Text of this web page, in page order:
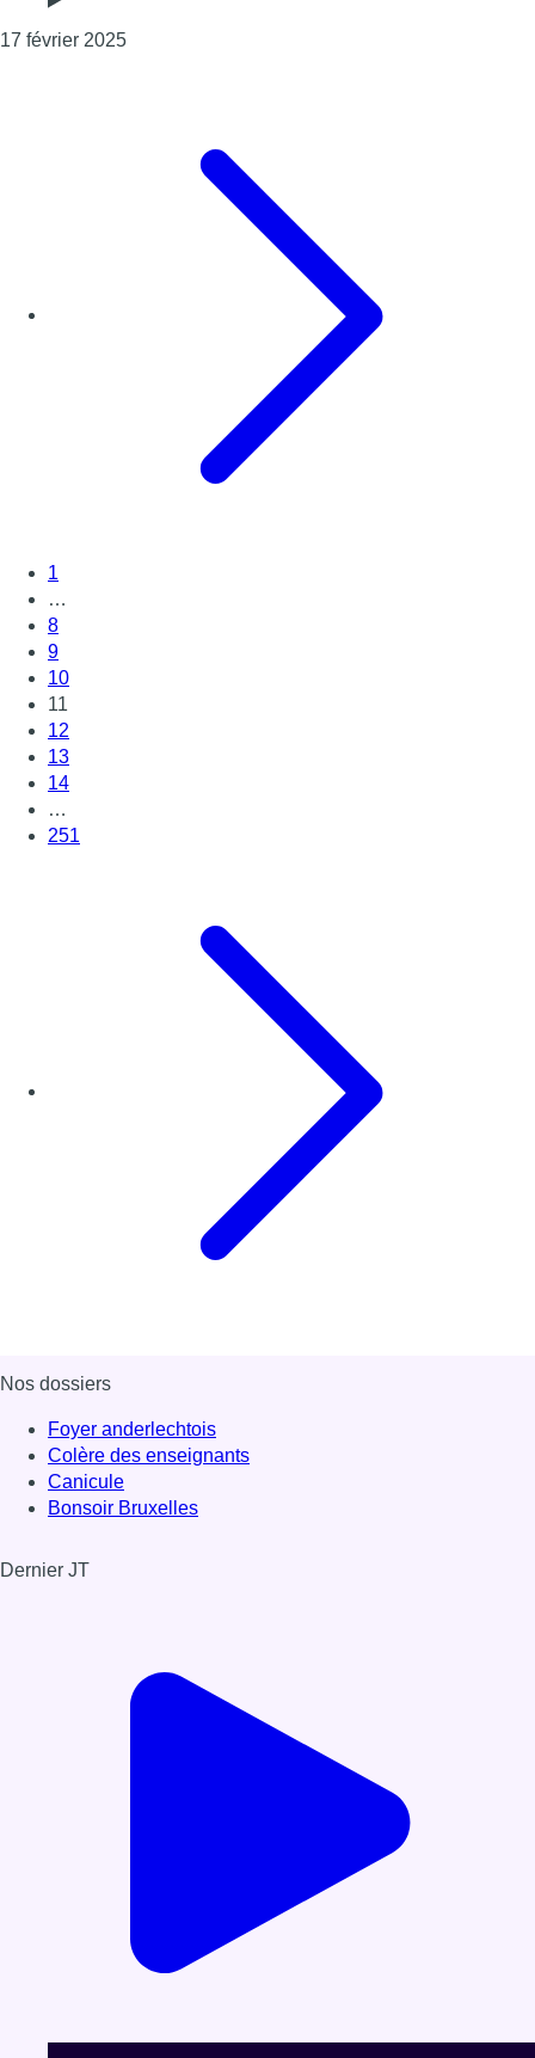
17 février 2025Consulter l'article "Anderlecht : des coups de
1
…
8
9
10
11
12
13
14
…
251
Nos dossiers
Foyer anderlechtois
Colère des enseignants
Canicule
Bonsoir Bruxelles
Dernier JT